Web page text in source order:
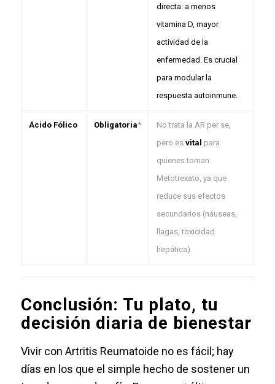
directa: a menos
vitamina D, mayor
actividad de la
enfermedad. Es crucial
para modular la
respuesta autoinmune.
Ácido Fólico Obligatoria*
No trata la AR per se,
pero es vital para
quienes toman
Metotrexato, ya que
reduce sus efectos
secundarios (náuseas,
llagas, toxicidad
hepática).
Conclusión: Tu plato, tu
decisión diaria de bienestar
Vivir con Artritis Reumatoide no es fácil; hay
días en los que el simple hecho de sostener un